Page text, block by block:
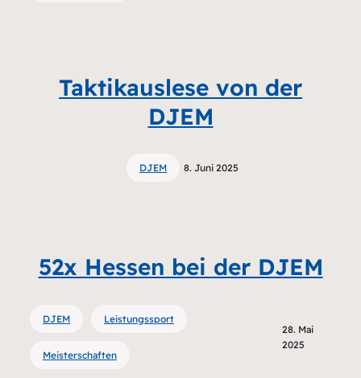
Taktikauslese von der
DJEM
DJEM 8. Juni 2025
52x Hessen bei der DJEM
DJEM Leistungssport
Meisterschaften
28. Mai
2025